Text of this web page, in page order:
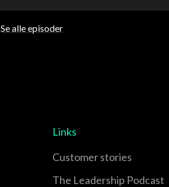
Se alle episoder
Links
Customer stories
The Leadership Podcast